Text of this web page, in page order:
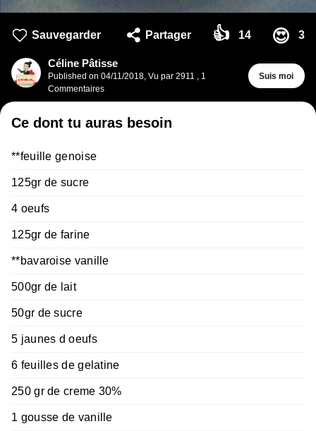
Sauvegarder Partager 👍 14 😍 3
Céline Pâtisse
Published on 04/11/2018, Vu par 2911 , 1
Commentaires
Suis moi
Ce dont tu auras besoin
**feuille genoise
125gr de sucre
4 oeufs
125gr de farine
**bavaroise vanille
500gr de lait
50gr de sucre
5 jaunes d oeufs
6 feuilles de gelatine
250 gr de creme 30%
1 gousse de vanille